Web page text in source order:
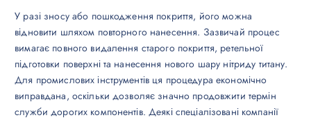
У разі зносу або пошкодження покриття, його можна
відновити шляхом повторного нанесення. Зазвичай процес
вимагає повного видалення старого покриття, ретельної
підготовки поверхні та нанесення нового шару нітриду титану.
Для промислових інструментів ця процедура економічно
виправдана, оскільки дозволяє значно продовжити термін
служби дорогих компонентів. Деякі спеціалізовані компанії